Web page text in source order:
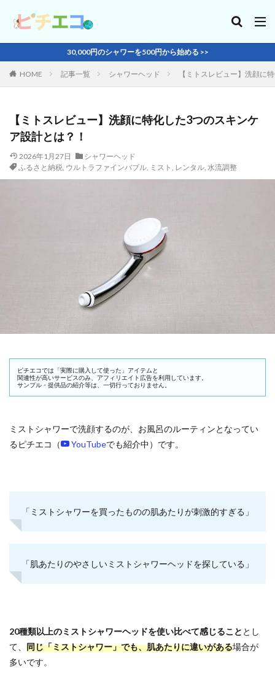
30,000円のシャワーを500円から始める >>
HOME 記事一覧 シャワーヘッド 【ミトスレビュー】洗顔に
【ミトスレビュー】洗顔に特化した3つのスキンケ
ア設計とは？！
2026年1月27日
シャワーヘッド
ふるさと納税, ウルトラファインバブル, ミスト , レンタル, 水流調整
ピチエコでは「実際に購入して使った」アイテムと
関連性が高いサービスのみ、アフィリエイト広告を利用しています。
サンプル・提供品の紹介等は、一切行っておりません。
ミストシャワーで洗顔するのが、お風呂のルーティンとなってい
るピチエコ（
YouTubeでも紹介中）です。
「ミストシャワーを買ったものの肌あたりが刺激的すぎる」
「肌あたりのやさしいミストシャワーヘッドを探している」
20種類以上のミストシャワーヘッドを使い比べて感じること とし
て、 同じ「ミストシャワー」でも、肌あたりに違いがある場合が
多いです。